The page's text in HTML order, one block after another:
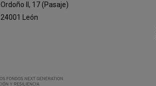
Ordoño II, 17 (Pasaje)
24001 León